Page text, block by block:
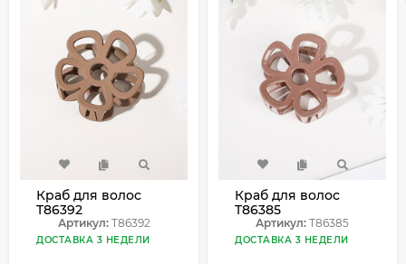
Краб для волос
T86392
Артикул:T86392
ДОСТАВКА 3 НЕДЕЛИ
Краб для волос
T86385
Артикул: T86385
ДОСТАВКА 3 НЕДЕЛИ